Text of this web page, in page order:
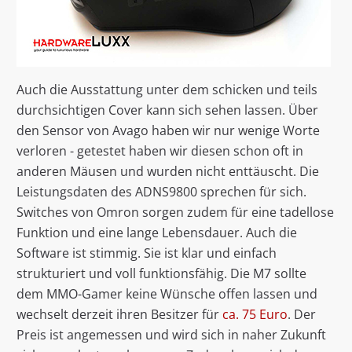
Auch die Ausstattung unter dem schicken und teils
durchsichtigen Cover kann sich sehen lassen. Über
den Sensor von Avago haben wir nur wenige Worte
verloren - getestet haben wir diesen schon oft in
anderen Mäusen und wurden nicht enttäuscht. Die
Leistungsdaten des ADNS9800 sprechen für sich.
Switches von Omron sorgen zudem für eine tadellose
Funktion und eine lange Lebensdauer. Auch die
Software ist stimmig. Sie ist klar und einfach
strukturiert und voll funktionsfähig. Die M7 sollte
dem MMO-Gamer keine Wünsche offen lassen und
wechselt derzeit ihren Besitzer für ca. 75 Euro. Der
Preis ist angemessen und wird sich in naher Zukunft